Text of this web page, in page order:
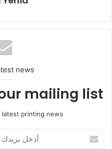
جديدة نتيجةً إلى العديد من
وغيرها من الأنشطة ذات الصلة
لبعض الأسواق التقليدية”. صرحت
بالفترة نفسها من العام السابق.
كما كشف مجلس الصادرات أن
والتغليف في مصر كانت ليبيا، تليها
والمملكة العربية السعودية.
news
mailing list!
latest printing news
بريدك